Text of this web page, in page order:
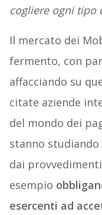
cogliere ogni tipo
Il mercato dei
fermento, con
affacciando su
citate aziende
del mondo dei
stanno
dai
esempio
esercenti ad